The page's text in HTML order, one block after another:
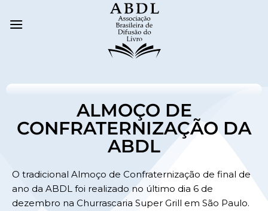
ALMOÇO DE
CONFRATERNIZAÇÃO DA
ABDL
O tradicional Almoço de Confraternização de final de
ano da ABDL foi realizado no último dia 6 de
dezembro na Churrascaria Super Grill em São Paulo.